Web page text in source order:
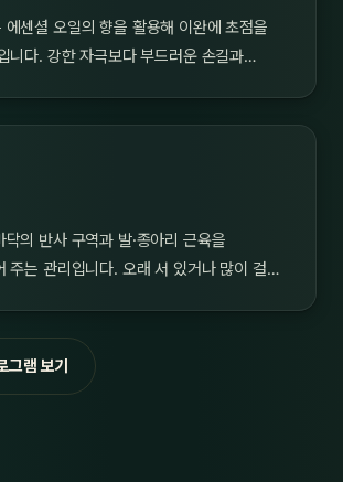
에센셜 오일의 향을 활용해 이완에 초점을
니다. 강한 자극보다 부드러운 손길과…
닥의 반사 구역과 발·종아리 근육을
주는 관리입니다. 오래 서 있거나 많이 걸…
그램 보기